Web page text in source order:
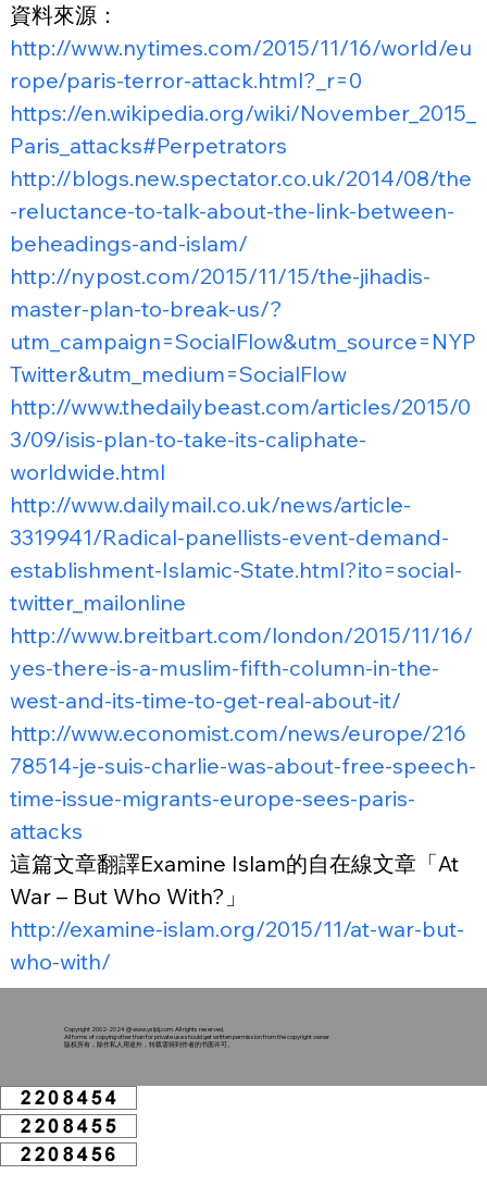
資料來源：
http://www.nytimes.com/2015/11/16/world/eu
rope/paris-terror-attack.html?_r=0
https://en.wikipedia.org/wiki/November_2015_
Paris_attacks#Perpetrators
http://blogs.new.spectator.co.uk/2014/08/the
-reluctance-to-talk-about-the-link-between-
beheadings-and-islam/
http://nypost.com/2015/11/15/the-jihadis-
master-plan-to-break-us/?
utm_campaign=SocialFlow&utm_source=NYP
Twitter&utm_medium=SocialFlow
http://www.thedailybeast.com/articles/2015/0
3/09/isis-plan-to-take-its-caliphate-
worldwide.html
http://www.dailymail.co.uk/news/article-
3319941/Radical-panellists-event-demand-
establishment-Islamic-State.html?ito=social-
twitter_mailonline
http://www.breitbart.com/london/2015/11/16/
yes-there-is-a-muslim-fifth-column-in-the-
west-and-its-time-to-get-real-about-it/
http://www.economist.com/news/europe/216
78514-je-suis-charlie-was-about-free-speech-
time-issue-migrants-europe-sees-paris-
attacks
這篇文章翻譯Examine Islam的自在線文章「At
War – But Who With?」
http://examine-islam.org/2015/11/at-war-but-
who-with/
Copyright 2002-2024 @www.ysljdj.com. All rights reserved.
All forms of copying other than for private use should get written permission from the copyright owner
版权所有，除作私人用途外，转载需得到作者的书面许可。